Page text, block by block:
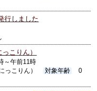
行しました
こりん）
～午前11時
っこりん） 対象年齢
0